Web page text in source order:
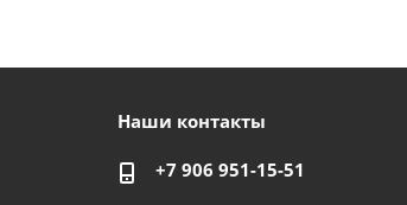
Наши контакты
+7 906 951-15-51